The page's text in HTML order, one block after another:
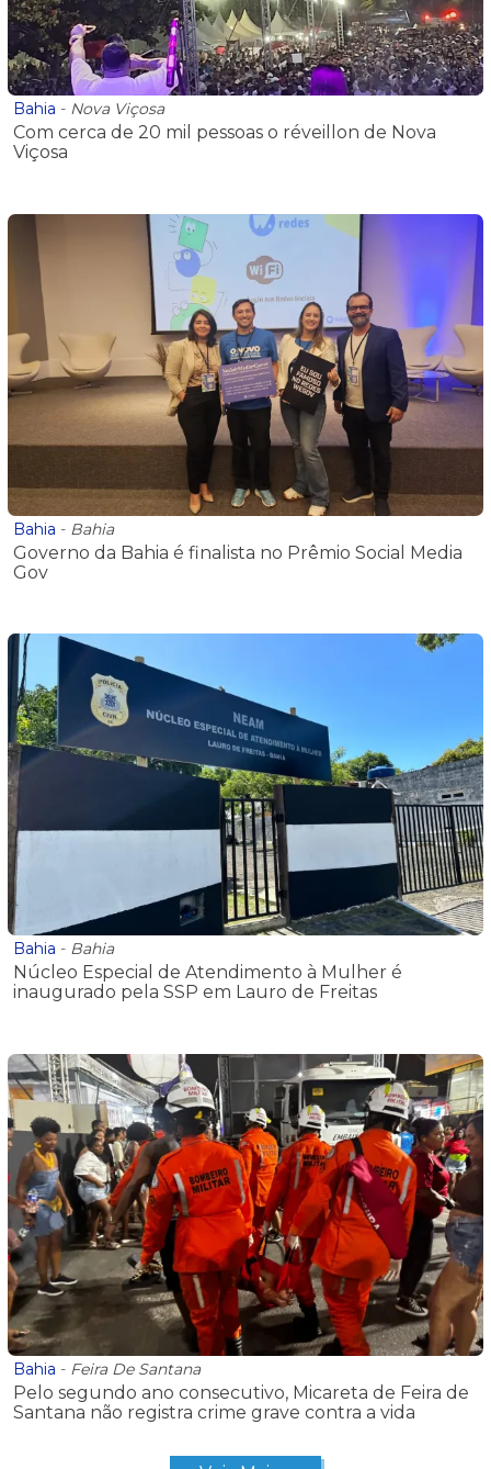
Bahia - Nova Viçosa
Com cerca de 20 mil pessoas o réveillon de Nova
Viçosa
Bahia - Bahia
Governo da Bahia é finalista no Prêmio Social Media
Gov
Bahia - Bahia
Núcleo Especial de Atendimento à Mulher é
inaugurado pela SSP em Lauro de Freitas
Bahia - Feira De Santana
Pelo segundo ano consecutivo, Micareta de Feira de
Santana não registra crime grave contra a vida